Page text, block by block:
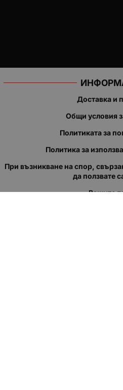
Доставка и
Общи условия
Политиката за
Политика за
При възникване на спор,
да ползвате
Вашите